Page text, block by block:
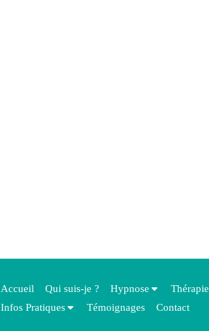
Accueil Qui suis-je ? Hypnose Thérapie
Infos Pratiques
Témoignages Contact